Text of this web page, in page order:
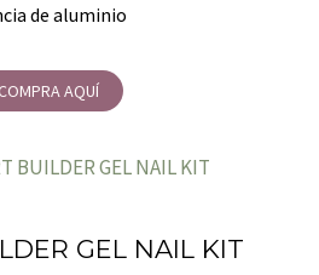
de aluminio
AQUÍ
GEL NAIL KIT